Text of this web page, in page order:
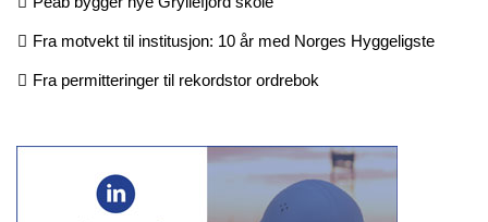
Fra motvekt til institusjon: 10 år med Norges Hyggeligste
Fra permitteringer til rekordstor ordrebok